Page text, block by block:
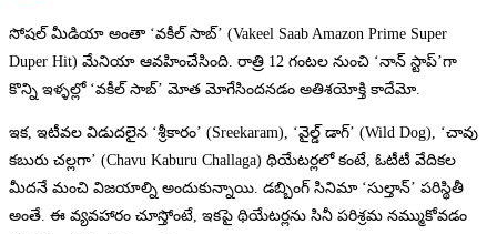
సోషల్ మీడియా అంతా ‘వకీల్ సాబ్’ (Vakeel Saab Amazon Prime Super
Duper Hit) మేనియా ఆవహించేసింది. రాత్రి 12 గంటల నుంచి ‘నాన్ స్టాప్’గా
కొన్ని ఇళ్ళల్లో ‘వకీల్ సాబ్’ మోత మోగేసిందనడం అతిశయోక్తి కాదేమో.
ఇక, ఇటీవల విడుదలైన ‘శ్రీకారం’ (Sreekaram), ‘వైల్డ్ డాగ్’ (Wild Dog), ‘చావు
కబురు చల్లగా’ (Chavu Kaburu Challaga) థియేటర్లలో కంటే, ఓటీటీ వేదికల
మీదనే మంచి విజయాల్ని అందుకున్నాయి. డబ్బింగ్ సినిమా ‘సుల్తాన్’ పరిస్థితీ
అంతే. ఈ వ్యవహారం చూస్తోంటే, ఇకపై థియేటర్లను సినీ పరిశ్రమ నమ్ముకోవడం